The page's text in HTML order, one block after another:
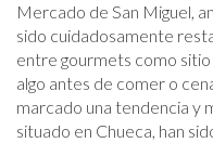
Mercado de San Miguel,
sido cuidadosamente
entre gourmets como
algo antes de comer o
marcado una tendencia y
situado en Chueca, han